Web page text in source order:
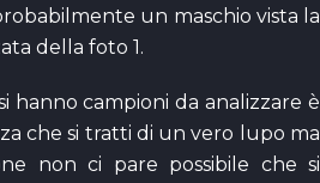
un maschio vista la
della foto 1.
hanno campioni da analizzare è
che si tratti di un vero lupo ma
non ci pare possibile che si